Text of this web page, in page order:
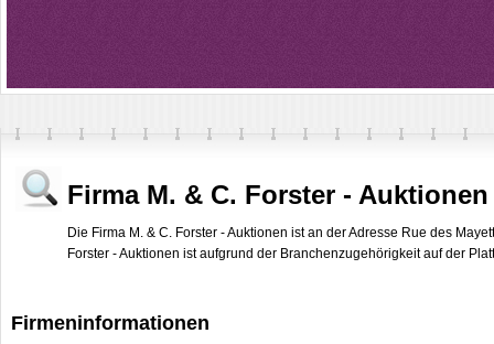
Firma M. & C. Forster - Auktionen
Die Firma M. & C. Forster - Auktionen ist an der Adresse Rue des
Forster - Auktionen ist aufgrund der Branchenzugehörigkeit auf der
Firmeninformationen